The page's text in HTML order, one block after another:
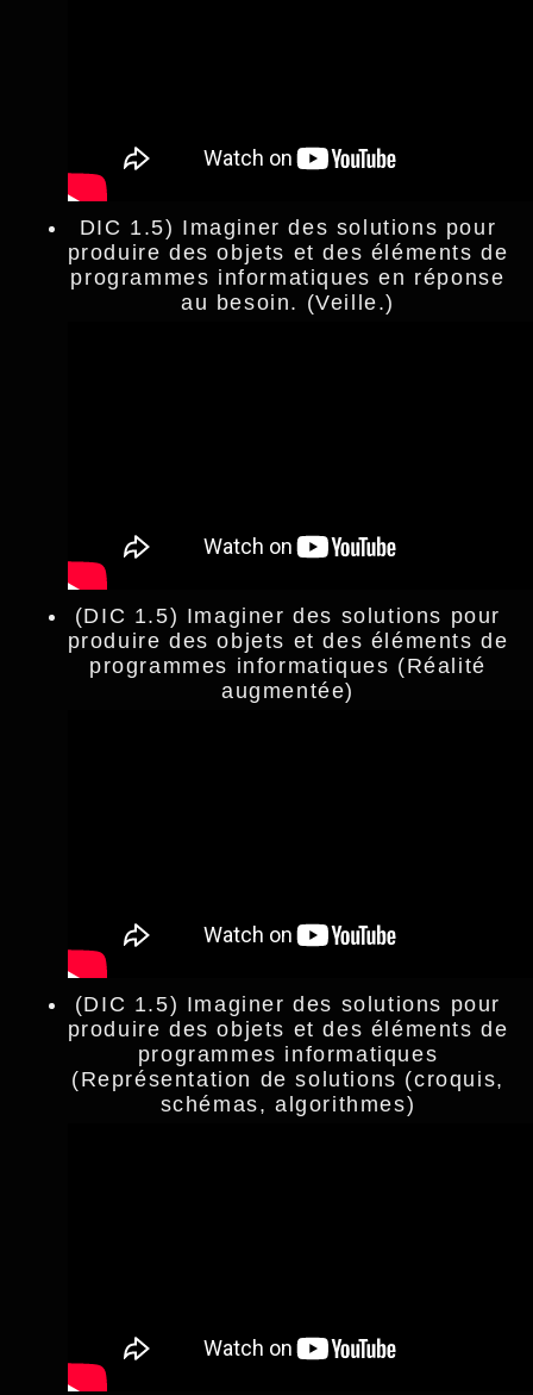
DIC 1.5) Imaginer des solutions pour
produire des objets et des éléments de
programmes informatiques en réponse
au besoin. (Veille.)
(DIC 1.5) Imaginer des solutions pour
produire des objets et des éléments de
programmes informatiques (Réalité
augmentée)
(DIC 1.5) Imaginer des solutions pour
produire des objets et des éléments de
programmes informatiques
(Représentation de solutions (croquis,
schémas, algorithmes)